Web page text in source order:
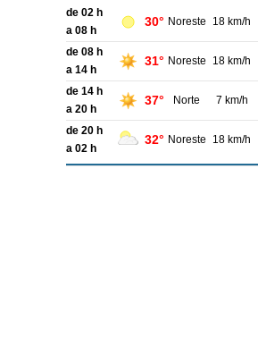
de 02 h
a 08 h
30° Noreste 18 km/h
de 08 h
a 14 h
31° Noreste 18 km/h
de 14 h
a 20 h
37° Norte 7 km/h
de 20 h
a 02 h
32° Noreste 18 km/h